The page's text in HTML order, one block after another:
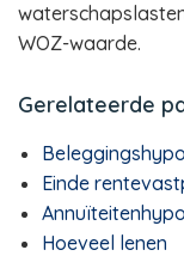
WOZ-waarde.
Gerelateerde
Einde
Hoeveel lenen